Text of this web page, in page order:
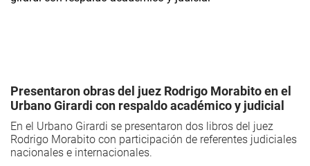
Presentaron obras del juez Rodrigo Morabito en el
Urbano Girardi con respaldo académico y judicial
En el Urbano Girardi se presentaron dos libros del juez
Rodrigo Morabito con participación de referentes judiciales
nacionales e internacionales.